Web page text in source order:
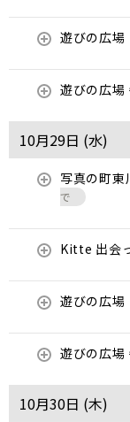
遊びの広場
遊びの広場
10月29日 (水)
写真の町
で
Kitte 出会
遊びの広場
遊びの広場
10月30日 (木)